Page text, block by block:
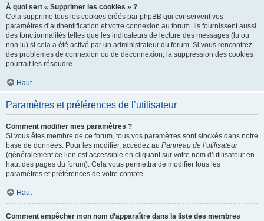
À quoi sert « Supprimer les cookies » ?
Cela supprime tous les cookies créés par phpBB qui conservent vos
paramètres d’authentification et votre connexion au forum. Ils fournissent aussi
des fonctionnalités telles que les indicateurs de lecture des messages (lu ou
non lu) si cela a été activé par un administrateur du forum. Si vous rencontrez
des problèmes de connexion ou de déconnexion, la suppression des cookies
pourrait les résoudre.
Haut
Paramètres et préférences de l’utilisateur
Comment modifier mes paramètres ?
Si vous êtes membre de ce forum, tous vos paramètres sont stockés dans notre
base de données. Pour les modifier, accédez au Panneau de l’utilisateur
(généralement ce lien est accessible en cliquant sur votre nom d’utilisateur en
haut des pages du forum). Cela vous permettra de modifier tous les
paramètres et préférences de votre compte.
Haut
Comment empêcher mon nom d’apparaître dans la liste des membres